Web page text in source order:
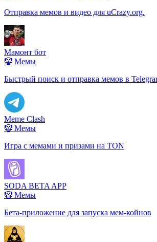
Отправка мемов и видео для uCrazy.org.
Мамонт бот
🤡 Мемы
Быстрый поиск и отправка мемов в
Meme Clash
🤡 Мемы
Игра с мемами и призами на TON
SODA BETA APP
🤡 Мемы
Бета-приложение для запуска мем-койнов